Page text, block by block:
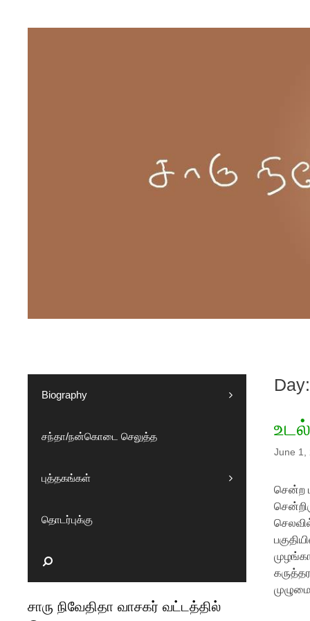
June 1,
சென்ற
Biography
சந்தா/நன்கொடை செலுத்த
புத்தகங்கள்
தொடர்புக்கு
Search
சாரு நிவேதிதா வாசகர் வட்டத்தில்